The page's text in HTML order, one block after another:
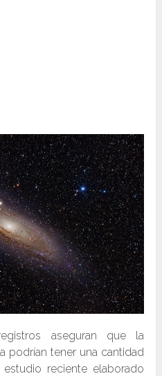
aseguran que la
podrían tener una cantidad
reciente elaborado